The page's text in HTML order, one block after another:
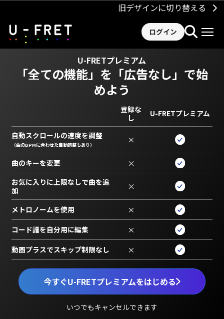
旧デザインに切り替える
ログイン
U-FRETプレミアム
「全ての機能」を 「広告なし」で始
めよう
今すぐU-FRETプレミアムをはじめる
いつでもキャンセルできます
登録な
し
U-FRETプレミアム
自動スクロールの速度を調整
（曲のBPMに合わせた自動調整もあり） ×
曲のキーを変更 ×
お気に入りに上限なしで曲を追
加
×
メトロノームを使用 ×
コード譜を自分用に編集 ×
動画プラスでスキップ制限なし ×